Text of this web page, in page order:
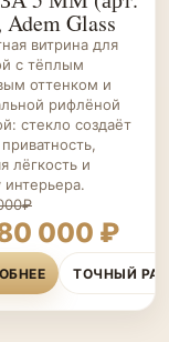
Adem Glass
витрина для
с тёплым
оттенком и
рифлёной
стекло создаёт
лёгкость и
интерьера.
000 ₽
ТОЧНЫЙ